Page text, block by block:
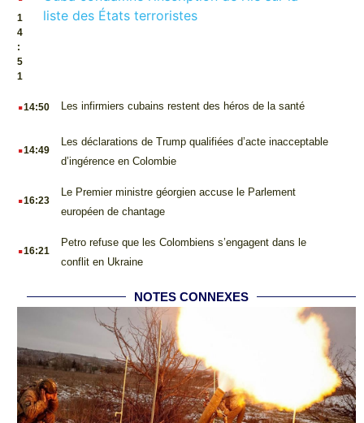
1
4
:
5
1
liste des États terroristes
.14:50 Les infirmiers cubains restent des héros de la santé
.14:49
Les déclarations de Trump qualifiées d’acte inacceptable
d’ingérence en Colombie
.16:23
Le Premier ministre géorgien accuse le Parlement
européen de chantage
.16:21
Petro refuse que les Colombiens s’engagent dans le
conflit en Ukraine
NOTES CONNEXES